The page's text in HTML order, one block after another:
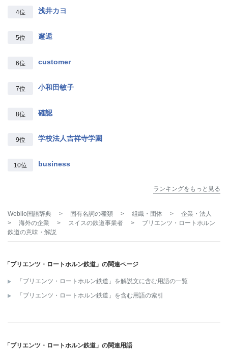
4位 浅井カヨ
5位 邂逅
6位 customer
7位 小和田敏子
8位 確認
9位 学校法人吉祥寺学園
10位 business
ランキングをもっと見る
Weblio国語辞典 > 固有名詞の種類 > 組織・団体 >
企業・法人
>
海外の企業 > スイスの鉄道事業者 >
ブリエンツ・ロートホルン
鉄道の意味・解説
「ブリエンツ・ロートホルン鉄道」の関連ページ
「ブリエンツ・ロートホルン鉄道」を解説文に含む用語の一覧
「ブリエンツ・ロートホルン鉄道」を含む用語の索引
「ブリエンツ・ロートホルン鉄道」の関連用語